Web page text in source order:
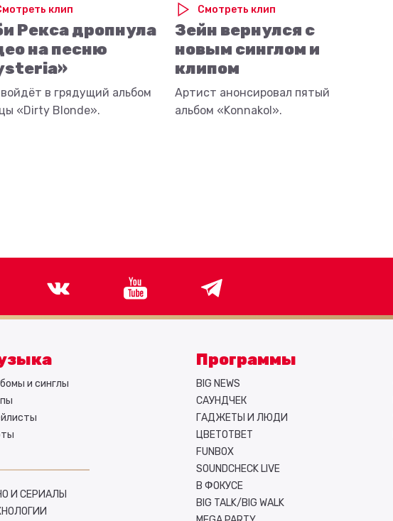
клип
Рекса дропнула
на песню
в грядущий альбом
«Dirty Blonde».
Смотреть клип
Зейн вернулся с
новым синглом и
клипом
Артист анонсировал пятый
альбом «Konnakol».
и синглы
И СЕРИАЛЫ
Программы
BIG NEWS
САУНДЧЕК
ГАДЖЕТЫ И ЛЮДИ
ЦВЕТОТВЕТ
FUNBOX
SOUNDCHECK LIVE
В ФОКУСЕ
BIG TALK/BIG WALK